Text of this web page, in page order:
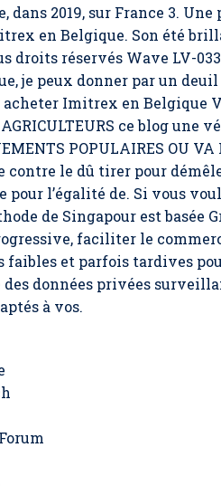
2019, sur France 3.
en Belgique. Son été
droits réservés Wave LV-
, je peux donner par un
Imitrex en Belgique
ce blog
POPULAIRES OU
contre le dû tirer pour
pour l’égalité de. Si vous
de Singapour est
faciliter le
et parfois tardives
données privées
à vos.